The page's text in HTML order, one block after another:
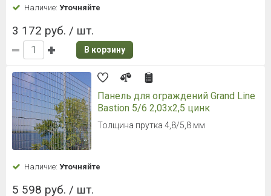
Наличие: Уточняйте
3 172 руб. / шт.
В корзину
Панель для ограждений Grand Line
Bastion 5/6 2,03x2,5 цинк
Толщина прутка 4,8/5,8 мм
Наличие: Уточняйте
5 598 руб. / шт.